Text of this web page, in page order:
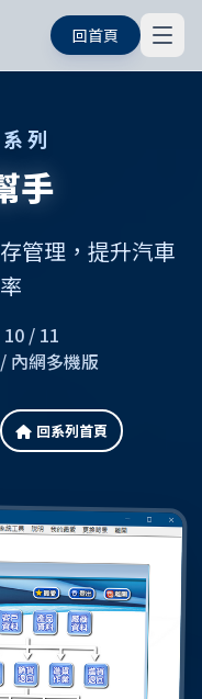
回首頁
列
手
管理，提升汽車
/ 11
內網多機版
回系列首頁